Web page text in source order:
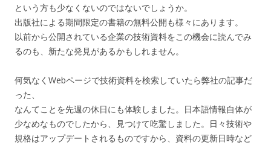
という方も少なくないのではないでしょうか。
出版社による期間限定の書籍の無料公開も様々にあります。
以前から公開されている企業の技術資料をこの機会に読んでみ
るのも、新たな発見があるかもしれません。
何気なくWebページで技術資料を検索していたら弊社の記事だ
った、
なんてことを先週の休日にも体験しました。日本語情報自体が
少なめなものでしたから、見つけて吃驚しました。日々技術や
規格はアップデートされるものですから、資料の更新日時など